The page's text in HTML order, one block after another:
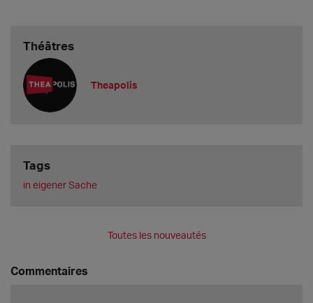
Théâtres
Theapolis
Tags
in eigener Sache
Toutes les nouveautés
Commentaires